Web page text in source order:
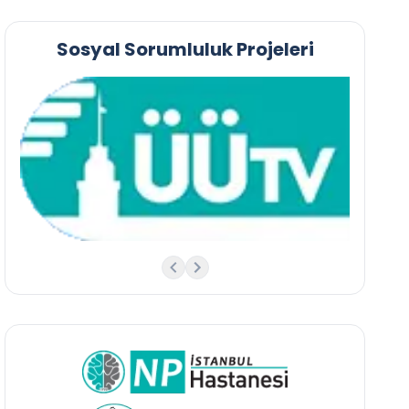
Sosyal Sorumluluk Projeleri